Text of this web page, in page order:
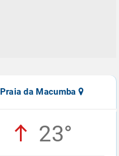
Praia da Macumba
23°